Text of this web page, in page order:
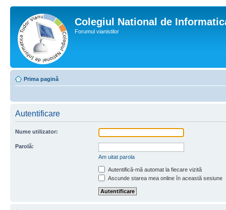
Colegiul National de
Forumul vianistilor
Prima pagină
Autentificare
Nume utilizator:
Parolă:
Am uitat parola
Autentifică-mă automat la fiecare vizită
Ascunde starea mea online în această sesiune